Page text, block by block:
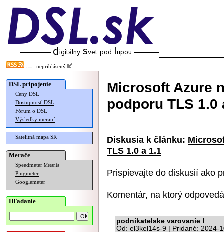
neprihlásený
DSL pripojenie
Ceny DSL
Dostupnosť DSL
Fórum o DSL
Výsledky meraní
Satelitná mapa SR
Merače
Speedmeter Merania
Pingmeter
Googlemeter
Hľadanie
Microsoft Azure
podporu TLS 1.0
Diskusia k článku:
TLS 1.0 a 1.1
Prispievajte do diskusií ako
Komentár, na ktorý
podnikatelske varovanie !
Od: el3kel14s-9 | Pridané: 2024-